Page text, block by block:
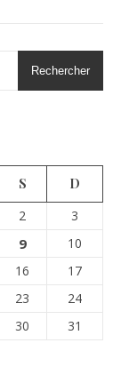
Rechercher
S
D
2
3
9
10
16
17
23
24
30 31